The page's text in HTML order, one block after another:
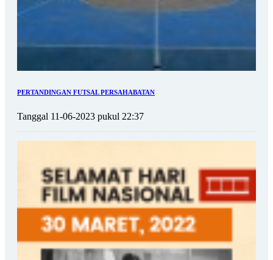
PERTANDINGAN FUTSAL PERSAHABATAN
Tanggal 11-06-2023 pukul 22:37